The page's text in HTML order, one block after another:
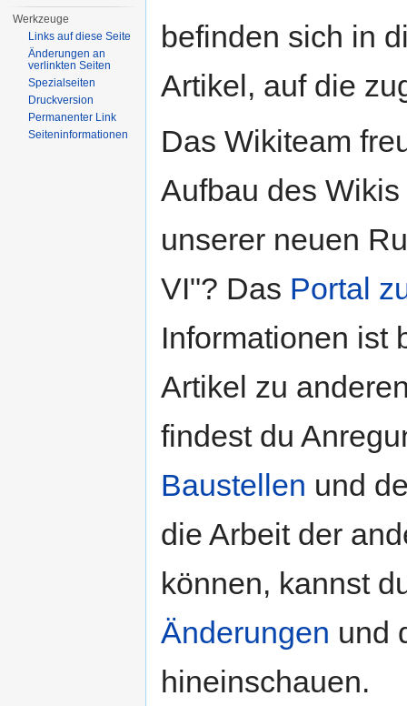
befinden sich in
Artikel, auf die
Das Wikiteam
Aufbau des
unserer neuen
VI"? Das Portal
Informationen ist
Artikel zu
findest du
Baustellen und
die Arbeit der
können, kannst
Änderungen und
hineinschauen.
Werkzeuge
Links auf diese Seite
Änderungen an
verlinkten Seiten
Spezialseiten
Druckversion
Permanenter Link
Seiten­informationen